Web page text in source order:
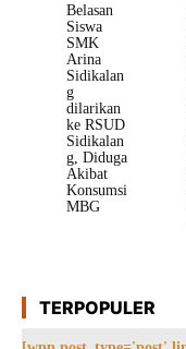
Belasan
Siswa
SMK
Arina
Sidikalan
g
dilarikan
ke RSUD
Sidikalan
g, Diduga
Akibat
Konsumsi
MBG
TERPOPULER